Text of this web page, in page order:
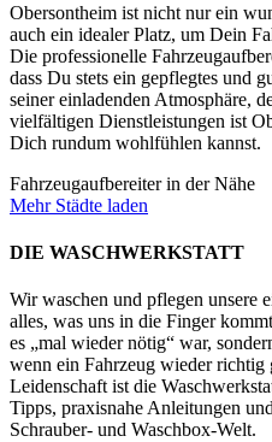
Obersontheim ist nicht nur ein
auch ein idealer Platz, um Dein
Die professionelle
dass Du stets ein gepflegtes und
seiner einladenden Atmosphäre,
vielfältigen Dienstleistungen ist
Dich rundum wohlfühlen kannst.
Fahrzeugaufbereiter in der Nähe
Mehr Städte laden
DIE WASCHWERKSTATT
Wir waschen und pflegen unsere
alles, was uns in die Finger
es „mal wieder nötig“ war,
wenn ein Fahrzeug wieder richtig
Leidenschaft ist die
Tipps, praxisnahe Anleitungen
Schrauber- und Waschbox-Welt.